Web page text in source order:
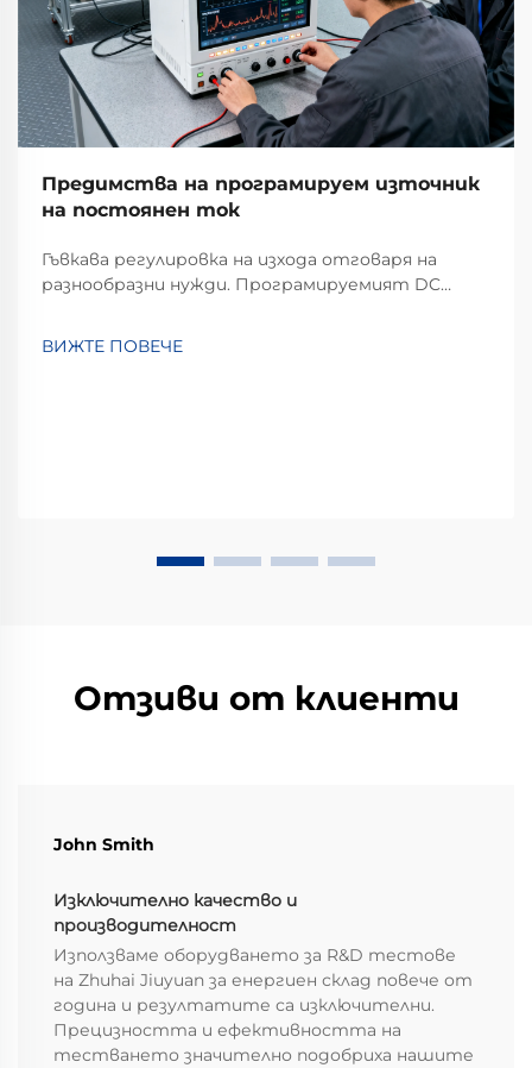
Предимства на програмируем източник
на постоянен ток
Гъвкава регулировка на изхода отговаря на
разнообразни нужди. Програмируемият DC
изхода. За разлика от традиционните
ВИЖТЕ ПОВЕЧЕ
Отзиви от клиенти
John Smith
Изключително качество и
производителност
Използваме оборудването за R&D тестове
на Zhuhai Jiuyuan за енергиен склад повече от
година и резултатите са изключителни.
Прецизността и ефективността на
тестването значително подобриха нашите